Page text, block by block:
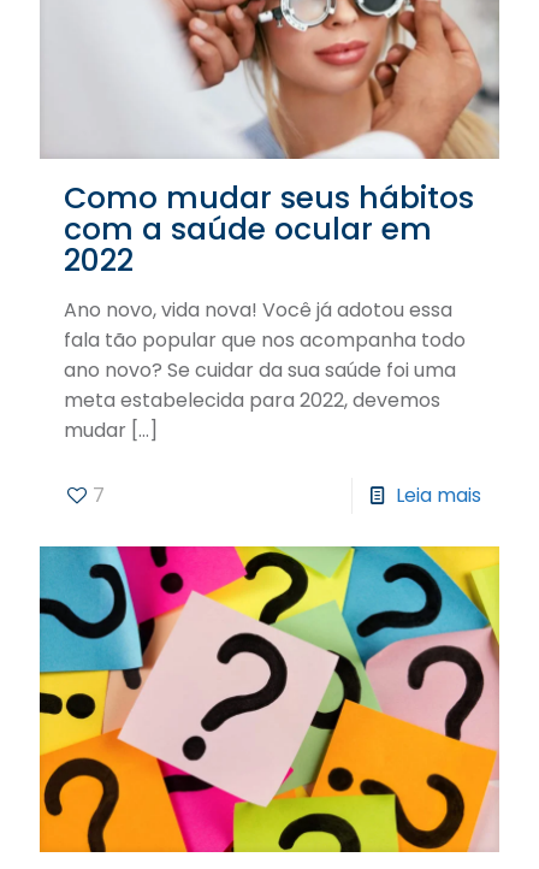
Como mudar seus hábitos
com a saúde ocular em
2022
Ano novo, vida nova! Você já adotou essa
fala tão popular que nos acompanha todo
ano novo? Se cuidar da sua saúde foi uma
meta estabelecida para 2022, devemos
mudar […]
7 Leia mais